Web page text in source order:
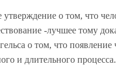
о том, что
-лучшее тому
о том, что появление
и длительного